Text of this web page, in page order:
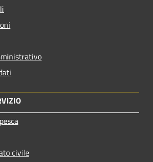
civile